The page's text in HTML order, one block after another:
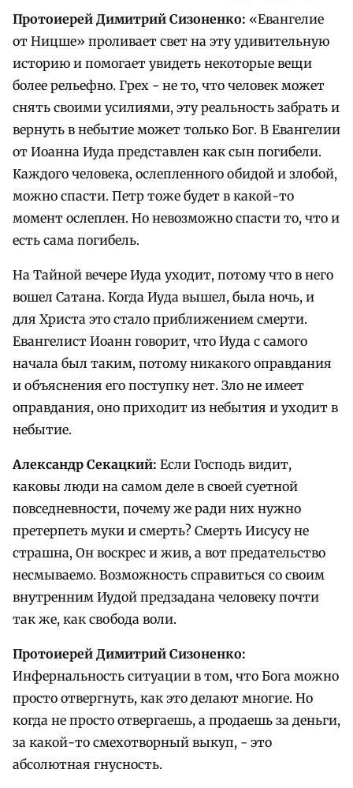
Протоиерей Димитрий Сизоненко: «Евангелие
от Ницше» проливает свет на эту удивительную
историю и помогает увидеть некоторые вещи
более рельефно. Грех - не то, что человек может
снять своими усилиями, эту реальность забрать и
вернуть в небытие может только Бог. В Евангелии
от Иоанна Иуда представлен как сын погибели.
Каждого человека, ослепленного обидой и злобой,
можно спасти. Петр тоже будет в какой-то
момент ослеплен. Но невозможно спасти то, что и
есть сама погибель.
На Тайной вечере Иуда уходит, потому что в него
вошел Сатана. Когда Иуда вышел, была ночь, и
для Христа это стало приближением смерти.
Евангелист Иоанн говорит, что Иуда с самого
начала был таким, потому никакого оправдания
и объяснения его поступку нет. Зло не имеет
оправдания, оно приходит из небытия и уходит в
небытие.
Александр Секацкий: Если Господь видит,
каковы люди на самом деле в своей суетной
повседневности, почему же ради них нужно
претерпеть муки и смерть? Смерть Иисусу не
страшна, Он воскрес и жив, а вот предательство
несмываемо. Возможность справиться со своим
внутренним Иудой предзадана человеку почти
так же, как свобода воли.
Протоиерей Димитрий Сизоненко:
Инфернальность ситуации в том, что Бога можно
просто отвергнуть, как это делают многие. Но
когда не просто отвергаешь, а продаешь за деньги,
за какой-то смехотворный выкуп, - это
абсолютная гнусность.